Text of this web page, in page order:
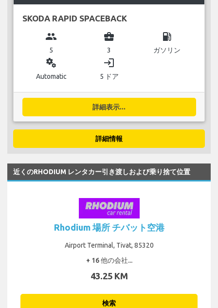
SKODA RAPID SPACEBACK
group
5
business_center
3
local_gas_station
ガソリン
miscellaneous_services
Automatic
login
5 ドア
詳細表示...
詳細情報
近くのRHODIUM レンタカー引き渡しおよび乗り捨て位置
Rhodium 場所 チバット空港
Airport Terminal, Tivat, 85320
+ 16 他の会社...
43.25 KM
検索